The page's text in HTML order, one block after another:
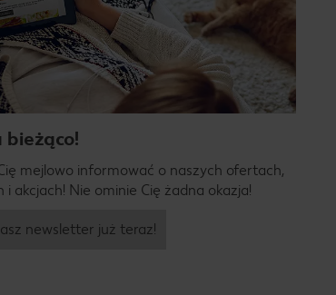
bieżąco!
mejlowo informować o naszych ofertach,
i akcjach! Nie ominie Cię żadna okazja!
newsletter już teraz!